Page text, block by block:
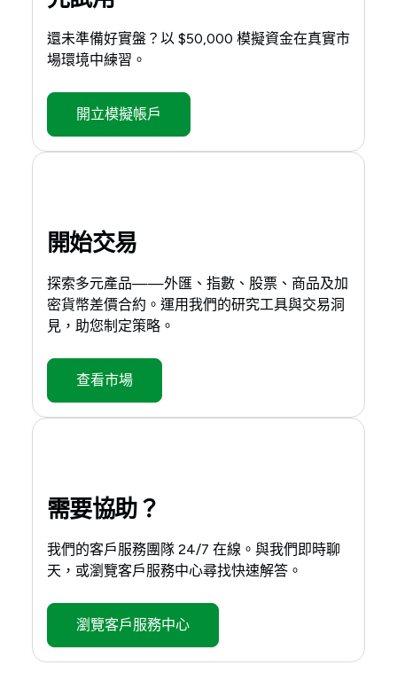
還未準備好實盤？以 $50,000 模擬資金在真實市
場環境中練習。
開立模擬帳戶
開始交易
探索多元產品——外匯、指數、股票、商品及加
密貨幣差價合約。運用我們的研究工具與交易洞
見，助您制定策略。
查看市場
需要協助？
我們的客戶服務團隊 24/7 在線。與我們即時聊
天，或瀏覽客戶服務中心尋找快速解答。
瀏覽客戶服務中心